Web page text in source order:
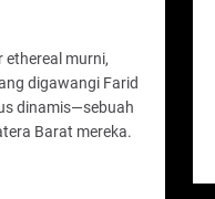
ethereal murni,
digawangi Farid
dinamis—sebuah
Barat mereka.